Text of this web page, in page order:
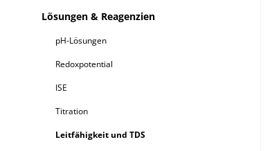
Lösungen & Reagenzien
pH-Lösungen
Redoxpotential
ISE
Titration
Leitfähigkeit und TDS